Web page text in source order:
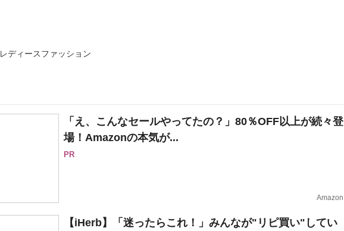
レディースファッション
「え、こんなセールやってたの？」80％OFF以上が続々登
場！Amazonの本気が...
PR
Amazon
【iHerb】「迷ったらこれ！」みんなが"リピ買い"してい